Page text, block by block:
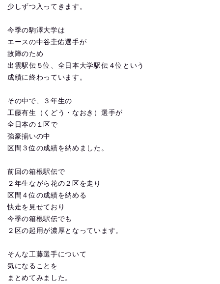
少しずつ入ってきます。
今季の駒澤大学は
エースの中谷圭佑選手が
故障のため
出雲駅伝５位、全日本大学駅伝４位という
成績に終わっています。
その中で、３年生の
工藤有生（くどう・なおき）選手が
全日本の１区で
強豪揃いの中
区間３位の成績を納めました。
前回の箱根駅伝で
２年生ながら花の２区を走り
区間４位の成績を納める
快走を見せており
今季の箱根駅伝でも
２区の起用が濃厚となっています。
そんな工藤選手について
気になることを
まとめてみました。